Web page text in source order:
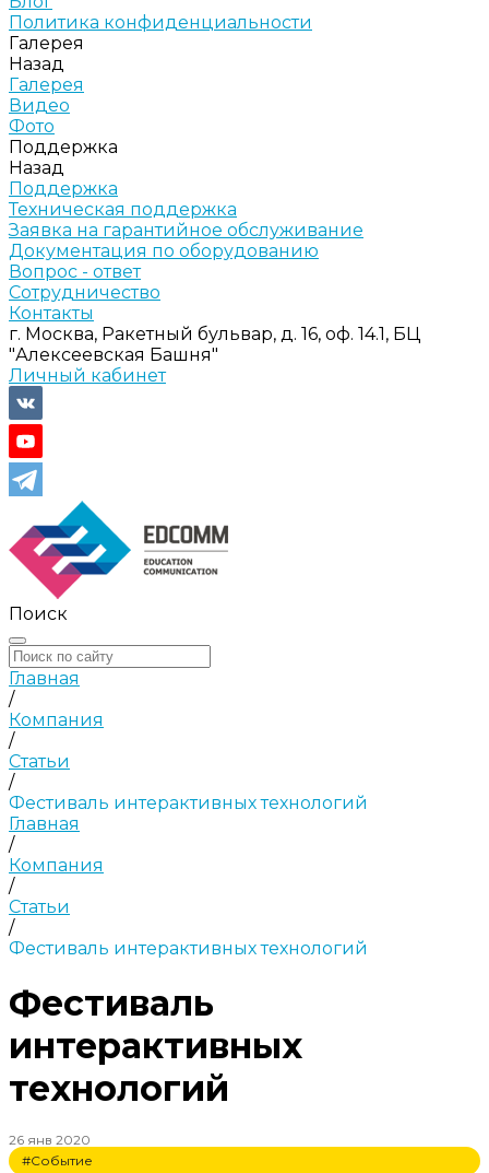
Политика конфиденциальности
Галерея
Назад
Галерея
Видео
Фото
Поддержка
Назад
Поддержка
Техническая поддержка
Заявка на гарантийное обслуживание
Документация по оборудованию
Вопрос - ответ
Сотрудничество
Контакты
г. Москва, Ракетный бульвар, д. 16, оф. 14.1, БЦ
"Алексеевская Башня"
Личный кабинет
Поиск
Главная
/
Компания
/
Статьи
/
Фестиваль интерактивных технологий
Главная
/
Компания
/
Статьи
/
Фестиваль интерактивных технологий
Фестиваль
интерактивных
технологий
26 янв 2020
#Событие